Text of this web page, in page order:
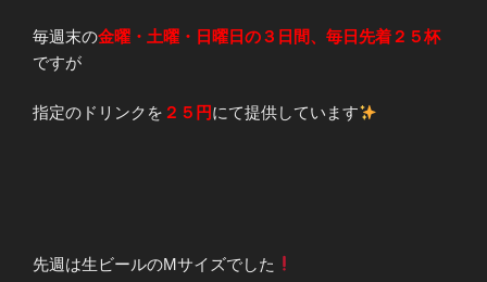
毎週末の金曜・土曜・日曜日の３日間、毎日先着２５杯
ですが
指定のドリンクを ２５円にて提供しています
先週は生ビールのMサイズでした